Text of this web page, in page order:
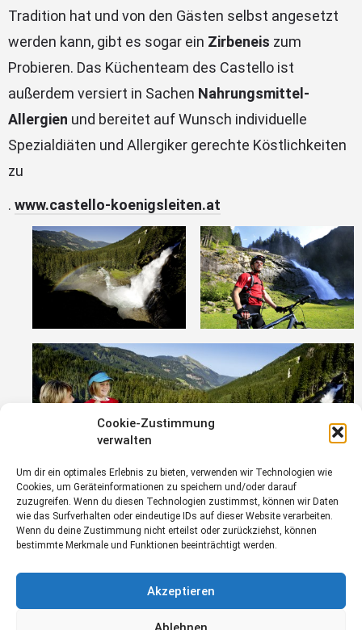
Cookie-Zustimmung
verwalten
Um dir ein optimales Erlebnis zu bieten, verwenden wir Technologien wie
Cookies, um Geräteinformationen zu speichern und/oder darauf
zuzugreifen. Wenn du diesen Technologien zustimmst, können wir Daten
wie das Surfverhalten oder eindeutige IDs auf dieser Website verarbeiten.
Wenn du deine Zustimmung nicht erteilst oder zurückziehst, können
bestimmte Merkmale und Funktionen beeinträchtigt werden.
Akzeptieren
Tradition hat und von den Gästen selbst angesetzt
werden kann, gibt es sogar ein Zirbeneis zum
Probieren. Das Küchenteam des Castello ist
außerdem versiert in Sachen Nahrungsmittel-
Allergien und bereitet auf Wunsch individuelle
Spezialdiäten und Allergiker gerechte Köstlichkeiten
zu
. www.castello-koenigsleiten.at